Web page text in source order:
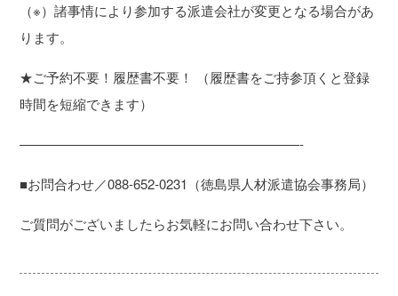
（※）諸事情により参加する派遣会社が変更となる場合があ
ります。
★ご予約不要！履歴書不要！ （履歴書をご持参頂くと登録
時間を短縮できます）
—————————————————————-
■お問合わせ／088-652-0231（徳島県人材派遣協会事務局）
ご質問がございましたらお気軽にお問い合わせ下さい。